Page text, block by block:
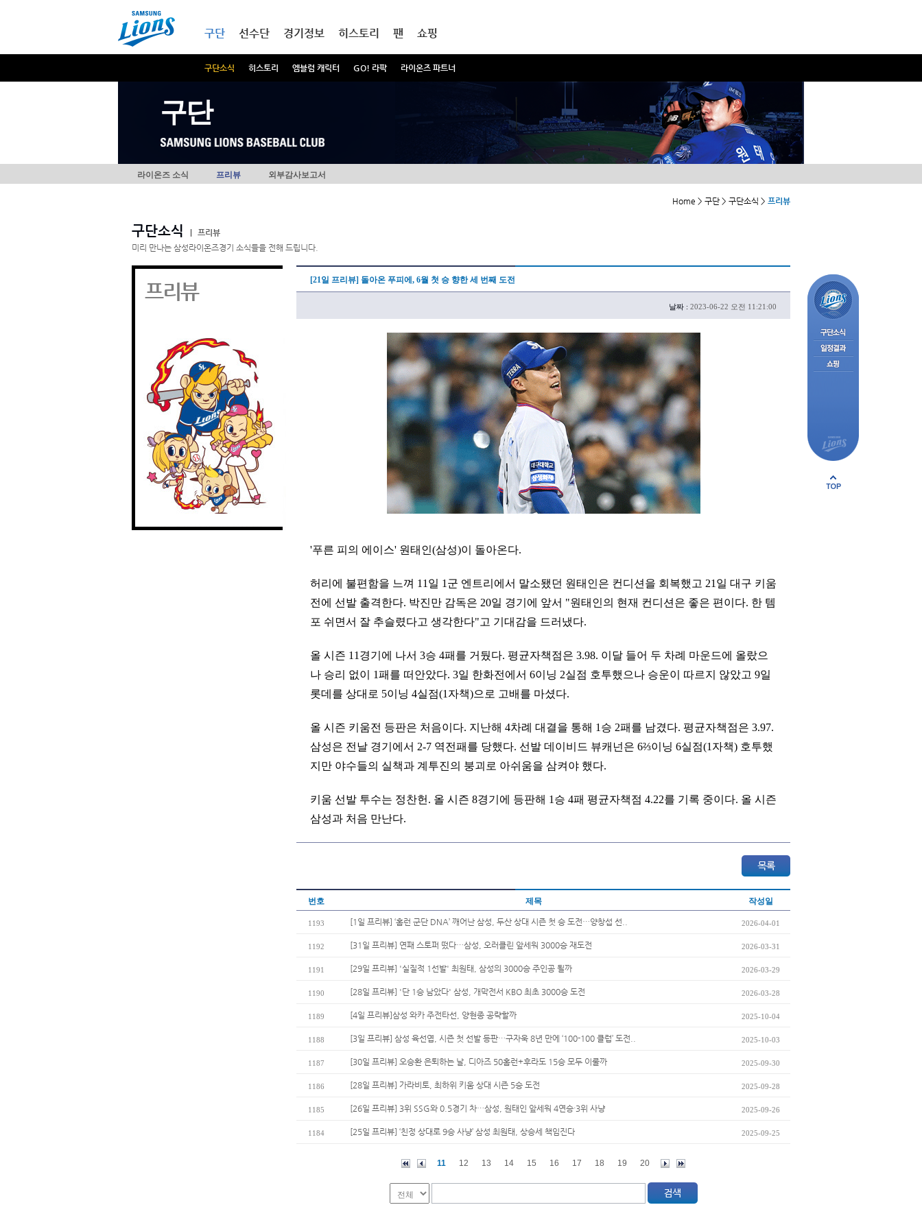
구단
구단소식 히스토리 엠블럼 캐릭터 GO! 라팍 라이온즈 파트너
선수단 경기정보 히스토리 팬 쇼핑
구단
라이온즈 소식 프리뷰 외부감사보고서
Home > 구단 > 구단소식 > 프리뷰
구단소식
프리뷰
미리 만나는 삼성라이온즈경기 소식들을 전해 드립니다.
프리뷰 [21일 프리뷰] 돌아온 푸피에, 6월 첫 승 향한 세 번째 도전
날짜 : 2023-06-22 오전 11:21:00
'푸른 피의 에이스' 원태인(삼성)이 돌아온다.
허리에 불편함을 느껴 11일 1군 엔트리에서 말소됐던 원태인은 컨디션을 회복했고 21일 대구 키움
전에 선발 출격한다. 박진만 감독은 20일 경기에 앞서 "원태인의 현재 컨디션은 좋은 편이다. 한 템
포 쉬면서 잘 추슬렸다고 생각한다"고 기대감을 드러냈다.
올 시즌 11경기에 나서 3승 4패를 거뒀다. 평균자책점은 3.98. 이달 들어 두 차례 마운드에 올랐으
나 승리 없이 1패를 떠안았다. 3일 한화전에서 6이닝 2실점 호투했으나 승운이 따르지 않았고 9일
롯데를 상대로 5이닝 4실점(1자책)으로 고배를 마셨다.
올 시즌 키움전 등판은 처음이다. 지난해 4차례 대결을 통해 1승 2패를 남겼다. 평균자책점은 3.97.
삼성은 전날 경기에서 2-7 역전패를 당했다. 선발 데이비드 뷰캐넌은 6⅔이닝 6실점(1자책) 호투했
지만 야수들의 실책과 계투진의 붕괴로 아쉬움을 삼켜야 했다.
키움 선발 투수는 정찬헌. 올 시즌 8경기에 등판해 1승 4패 평균자책점 4.22를 기록 중이다. 올 시즌
삼성과 처음 만난다.
번호 제목 작성일
1193 [1일 프리뷰] ‘홈런 군단 DNA’ 깨어난 삼성, 두산 상대 시즌 첫 승 도전…양창섭 선.. 2026-04-01
1192 [31일 프리뷰] 연패 스토퍼 떴다…삼성, 오러클린 앞세워 3000승 재도전 2026-03-31
1191 [29일 프리뷰] '실질적 1선발' 최원태, 삼성의 3000승 주인공 될까 2026-03-29
1190 [28일 프리뷰] '단 1승 남았다' 삼성, 개막전서 KBO 최초 3000승 도전 2026-03-28
1189 [4일 프리뷰]삼성 와카 주전타선, 양현종 공략할까 2025-10-04
1188 [3일 프리뷰] 삼성 육선엽, 시즌 첫 선발 등판…구자욱 8년 만에 ‘100-100 클럽’ 도전.. 2025-10-03
1187 [30일 프리뷰] 오승환 은퇴하는 날, 디아즈 50홈런+후라도 15승 모두 이룰까 2025-09-30
1186 [28일 프리뷰] 가라비토, 최하위 키움 상대 시즌 5승 도전 2025-09-28
1185 [26일 프리뷰] 3위 SSG와 0.5경기 차…삼성, 원태인 앞세워 4연승·3위 사냥 2025-09-26
1184 [25일 프리뷰] ‘친정 상대로 9승 사냥’ 삼성 최원태, 상승세 책임진다 2025-09-25
11 12 13 14 15 16 17 18 19 20